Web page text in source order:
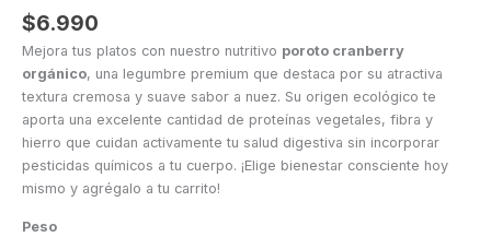
$6.990
Mejora tus platos con nuestro nutritivo poroto cranberry
orgánico, una legumbre premium que destaca por su atractiva
textura cremosa y suave sabor a nuez. Su origen ecológico te
aporta una excelente cantidad de proteínas vegetales, fibra y
hierro que cuidan activamente tu salud digestiva sin incorporar
pesticidas químicos a tu cuerpo. ¡Elige bienestar consciente hoy
mismo y agrégalo a tu carrito!
Peso